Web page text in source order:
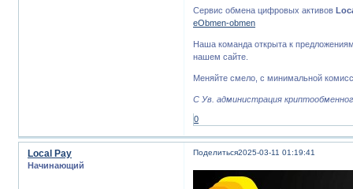
Сервис обмена цифровых активов
eObmen-obmen
Наша команда открыта к
нашем сайте.
Меняйте смело, с минимальной
С Ув. администрация
0
Поделиться2025-03-11 01:19:41
Local Pay
Начинающий